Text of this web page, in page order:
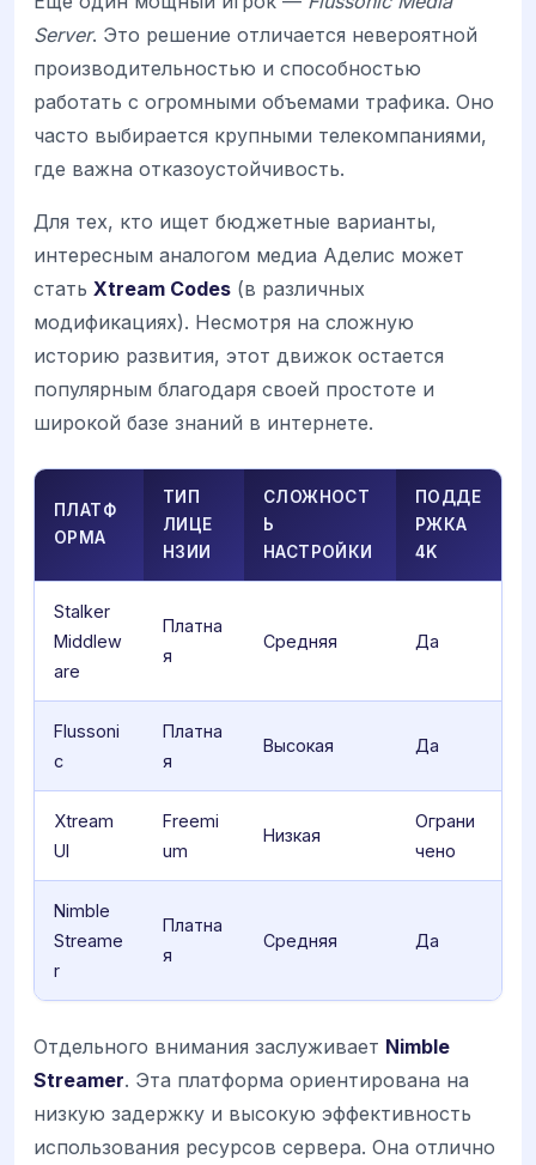
Server. Это решение отличается невероятной
производительностью и способностью
работать с огромными объемами трафика. Оно
часто выбирается крупными телекомпаниями,
где важна отказоустойчивость.
Для тех, кто ищет бюджетные варианты,
интересным аналогом медиа Аделис может
стать Xtream Codes (в различных
модификациях). Несмотря на сложную
историю развития, этот движок остается
популярным благодаря своей простоте и
широкой базе знаний в интернете.
ПЛАТФ
ОРМА
ТИП
ЛИЦЕ
НЗИИ
СЛОЖНОСТ
Ь
НАСТРОЙКИ
ПОДДЕ
РЖКА
4K
Stalker
Middlew
are
Платна
я
Средняя Да
Flussoni
c
Платна
я
Высокая Да
Xtream
UI
Freemi
um
Низкая
Ограни
чено
Nimble
Streame
r
Платна
я
Средняя Да
Отдельного внимания заслуживает Nimble
Streamer. Эта платформа ориентирована на
низкую задержку и высокую эффективность
использования ресурсов сервера. Она отлично